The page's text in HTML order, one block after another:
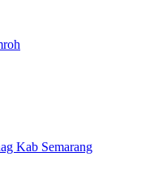
Kab Semarang